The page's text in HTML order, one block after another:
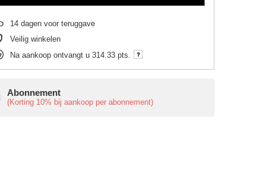
Abonnement
(Korting 10% bij aankoop per abonnement)
14 dagen voor teruggave
Veilig winkelen
Na aankoop ontvangt u314.33 pts.